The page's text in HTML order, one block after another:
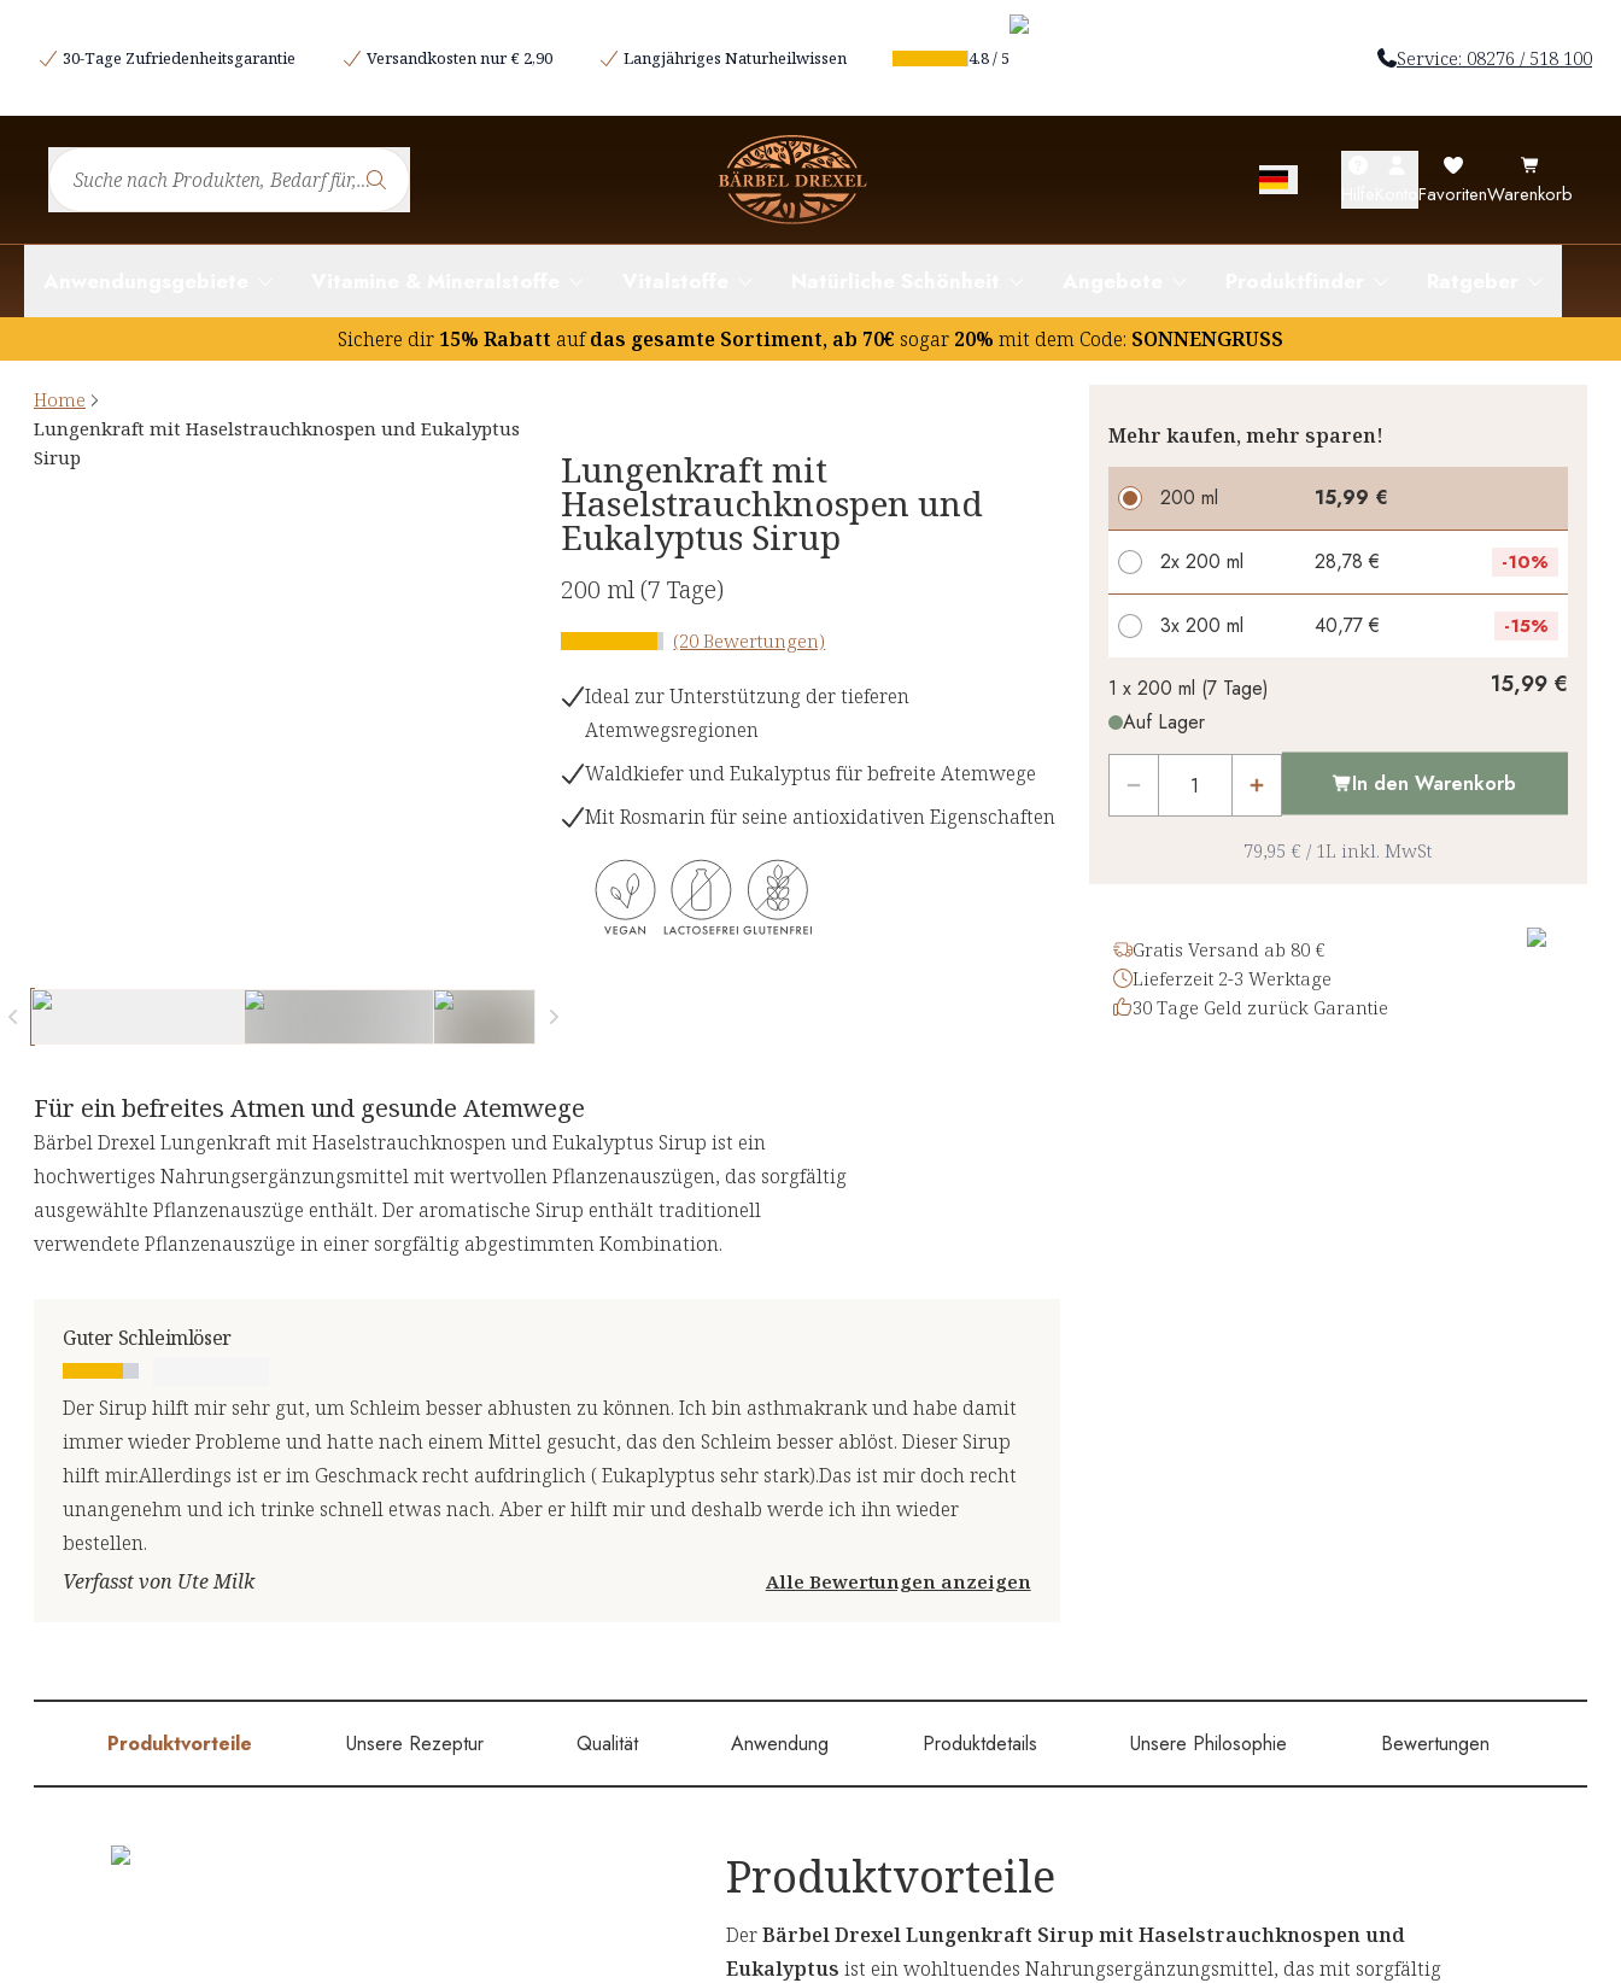
30-Tage Zufriedenheitsgarantie Versandkosten nur € 2,90 Langjähriges Naturheilwissen 4.8/5 Service: 08276 / 518 100
FavoritenWarenkorb
Sichere dir 15% Rabatt aufdas gesamte Sortiment, ab 70€ sogar 20% mit dem Code: SONNENGRUSS
Home
Lungenkraft mit Haselstrauchknospen und Eukalyptus
Sirup
Lungenkraft mit
Haselstrauchknospen und
Eukalyptus Sirup
200 ml(7 Tage)
(20 Bewertungen)
Ideal zur Unterstützung der tieferen
Atemwegsregionen
Waldkiefer und Eukalyptus für befreite Atemwege
Mit Rosmarin für seine antioxidativen Eigenschaften
Mehr kaufen, mehr sparen!
200 ml 15,99 €
2x 200 ml 28,78 € -10%
3x 200 ml 40,77 € -15%
Ihr persönlicher Rabatt
1x 0,00 €
1 x 200 ml (7 Tage)
Auf Lager
15,99 €
In den Warenkorb
79,95 € / 1L inkl. MwSt
Gratis Versand ab 80 €
Lieferzeit 2-3 Werktage
30 Tage Geld zurück Garantie
Für ein befreites Atmen und gesunde Atemwege
Bärbel Drexel Lungenkraft mit Haselstrauchknospen und Eukalyptus Sirup ist ein
hochwertiges Nahrungsergänzungsmittel mit wertvollen Pflanzenauszügen, das sorgfältig
ausgewählte Pflanzenauszüge enthält. Der aromatische Sirup enthält traditionell
verwendete Pflanzenauszüge in einer sorgfältig abgestimmten Kombination.
Guter Schleimlöser
Der Sirup hilft mir sehr gut, um Schleim besser abhusten zu können. Ich bin asthmakrank und habe damit
immer wieder Probleme und hatte nach einem Mittel gesucht, das den Schleim besser ablöst. Dieser Sirup
hilft mir.Allerdings ist er im Geschmack recht aufdringlich ( Eukaplyptus sehr stark).Das ist mir doch recht
unangenehm und ich trinke schnell etwas nach. Aber er hilft mir und deshalb werde ich ihn wieder
bestellen.
Verfasst von Ute Milk
Alle Bewertungen anzeigen
Produktvorteile Unsere Rezeptur Qualität Anwendung Produktdetails Unsere Philosophie Bewertungen
Produktvorteile
DerBärbel Drexel Lungenkraft Sirup mit Haselstrauchknospen und
Eukalyptus ist ein wohltuendes Nahrungsergänzungsmittel, das mit sorgfältig